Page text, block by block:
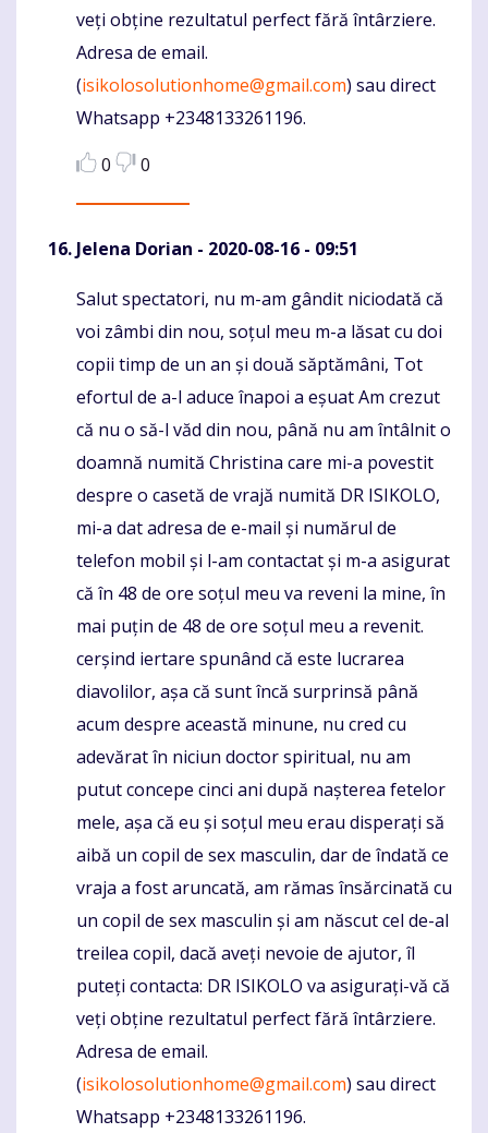
veți obține rezultatul perfect fără întârziere.
Adresa de email.
(isikolosolutionhome@gmail.com) sau direct
Whatsapp +2348133261196.
0
0
Jelena Dorian - 2020-08-16 - 09:51
Komentaras
Salut spectatori, nu m-am gândit niciodată că
voi zâmbi din nou, soțul meu m-a lăsat cu doi
copii timp de un an și două săptămâni, Tot
efortul de a-l aduce înapoi a eșuat Am crezut
că nu o să-l văd din nou, până nu am întâlnit o
doamnă numită Christina care mi-a povestit
despre o casetă de vrajă numită DR ISIKOLO,
mi-a dat adresa de e-mail și numărul de
telefon mobil și l-am contactat și m-a asigurat
că în 48 de ore soțul meu va reveni la mine, în
mai puțin de 48 de ore soțul meu a revenit.
cerșind iertare spunând că este lucrarea
diavolilor, așa că sunt încă surprinsă până
acum despre această minune, nu cred cu
adevărat în niciun doctor spiritual, nu am
putut concepe cinci ani după nașterea fetelor
mele, așa că eu și soțul meu erau disperați să
aibă un copil de sex masculin, dar de îndată ce
vraja a fost aruncată, am rămas însărcinată cu
un copil de sex masculin și am născut cel de-al
treilea copil, dacă aveți nevoie de ajutor, îl
puteți contacta: DR ISIKOLO va asigurați-vă că
veți obține rezultatul perfect fără întârziere.
Adresa de email.
(isikolosolutionhome@gmail.com) sau direct
Whatsapp +2348133261196.